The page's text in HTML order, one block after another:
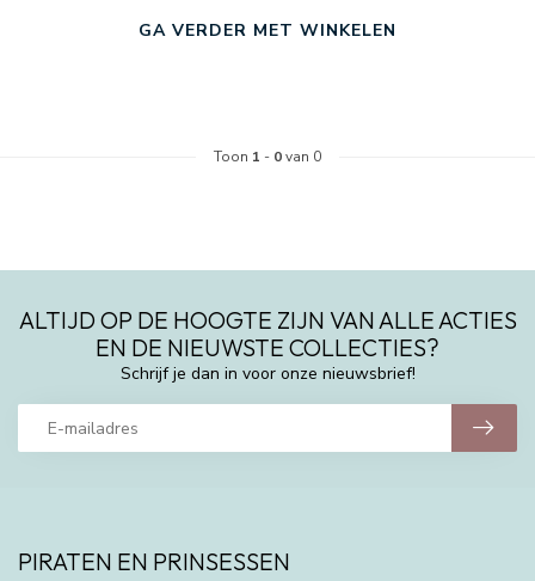
GA VERDER MET WINKELEN
Toon 1 - 0van 0
ALTIJD OP DE HOOGTE ZIJN VAN ALLE ACTIES
EN DE NIEUWSTE COLLECTIES?
Schrijf je dan in voor onze nieuwsbrief!
PIRATEN EN PRINSESSEN